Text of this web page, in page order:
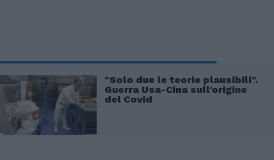
"Solo due le teorie plausibili".
Guerra Usa-Cina sull'origine
del Covid